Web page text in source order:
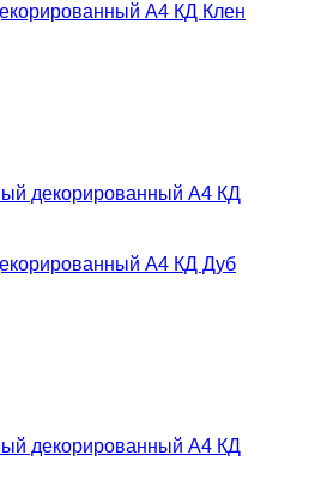
А4 КД Клен
А4 КД Дуб